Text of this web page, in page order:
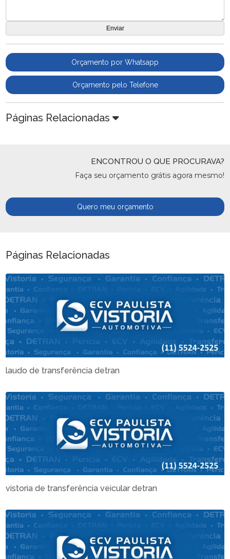
Orçamento por Whatsapp
Orçamento pelo Telefone
Páginas Relacionadas
ENCONTROU O QUE PROCURAVA?
Faça seu orçamento grátis agora mesmo!
Quero meu orçamento
Páginas Relacionadas
laudo de transferência detran
vistoria de transferência veicular detran